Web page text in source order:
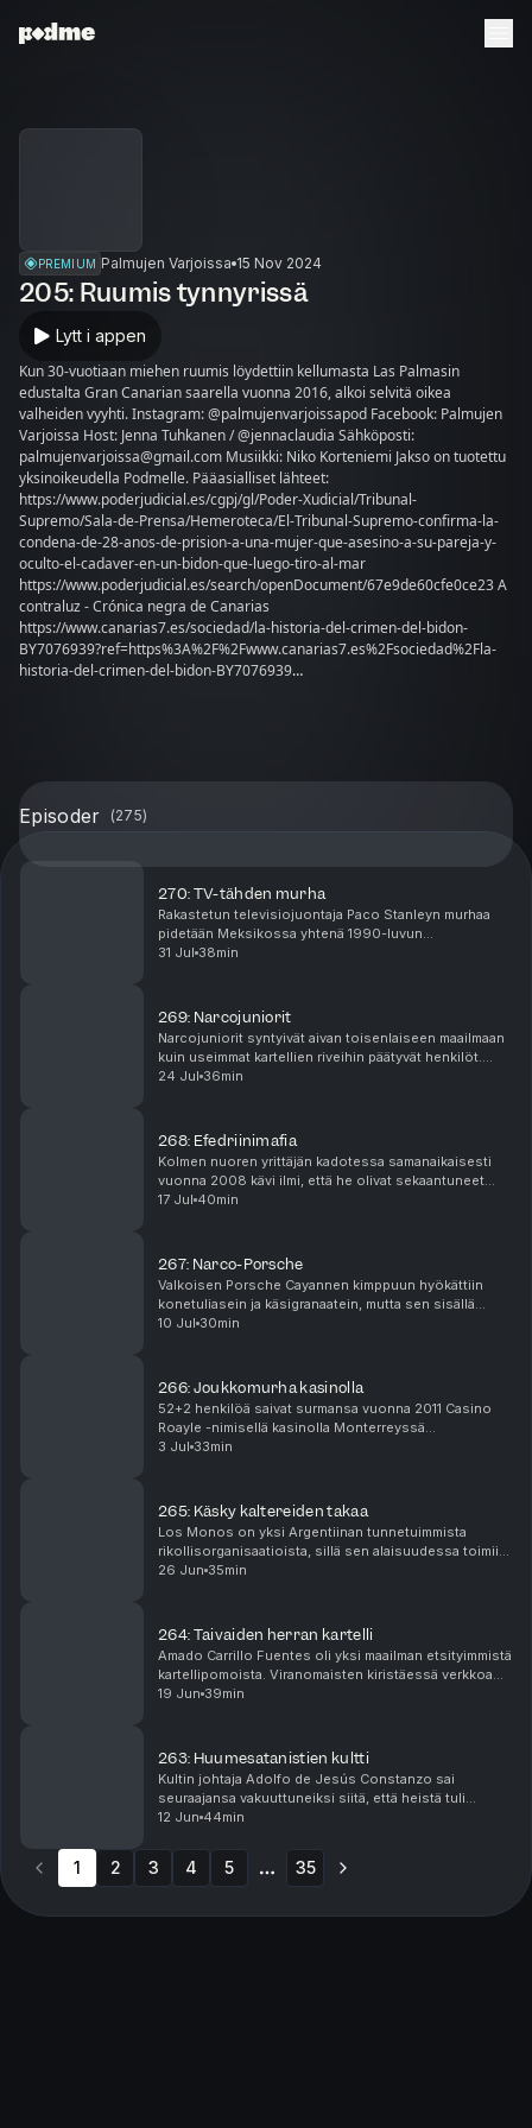
PREMIUM Palmujen Varjoissa 15 Nov 2024
205: Ruumis tynnyrissä
Lytt i appen
Kun 30-vuotiaan miehen ruumis löydettiin kellumasta Las Palmasin
edustalta Gran Canarian saarella vuonna 2016, alkoi selvitä oikea
valheiden vyyhti. Instagram: @palmujenvarjoissapod Facebook: Palmujen
Varjoissa Host: Jenna Tuhkanen / @jennaclaudia Sähköposti:
palmujenvarjoissa@gmail.com Musiikki: Niko Korteniemi Jakso on tuotettu
yksinoikeudella Podmelle. Pääasialliset lähteet:
https://www.poderjudicial.es/cgpj/gl/Poder-Xudicial/Tribunal-
Supremo/Sala-de-Prensa/Hemeroteca/El-Tribunal-Supremo-confirma-la-
condena-de-28-anos-de-prision-a-una-mujer-que-asesino-a-su-pareja-y-
oculto-el-cadaver-en-un-bidon-que-luego-tiro-al-mar
https://www.poderjudicial.es/search/openDocument/67e9de60cfe0ce23 A
contraluz - Crónica negra de Canarias
https://www.canarias7.es/sociedad/la-historia-del-crimen-del-bidon-
BY7076939?ref=https%3A%2F%2Fwww.canarias7.es%2Fsociedad%2Fla-
historia-del-crimen-del-bidon-BY7076939
BK7149704 https://www.canarias7.es/sociedad/la-madre-de-la-victima-
del-crimen-del-bidon-ella-lo-tenia-preparado-NE7107384
novio-punaladas-canarias/398211000_0.html
https://www.elmundo.es/espana/2019/07/08/5d221ee1fdddff3e048b45c1.
html https://www.laprovincia.es/telde/2019/07/06/autora-crimen-bidon-
culpable-asesinato-9288983.html https://www.abc.es/espana/abci-
asesinato-9286209.html
https://www.lavanguardia.com/television/20190715/463483217673/asi-
diario-personal-sira-asesina-crimen-bidon.html#foto-4
https://www.telecinco.es/elprogramadeanarosa/crimen-bidon-sira-
mujer-vegas-acusada-20160916002855-v.html
Episoder (275)
270: TV-tähden murha
Rakastetun televisiojuontaja Paco Stanleyn murhaa
pidetään Meksikossa yhtenä 1990-luvun
tunnetuimmista rikosmysteereistä. Tapaus puhuttaa
31 Jul 38min
269: Narcojuniorit
Narcojuniorit syntyivät aivan toisenlaiseen maailmaan
kuin useimmat kartellien riveihin päätyvät henkilöt.
Alkuperäisistä narcojunioreista tuli osa yhtä
24 Jul 36min
268: Efedriinimafia
Kolmen nuoren yrittäjän kadotessa samanaikaisesti
vuonna 2008 kävi ilmi, että he olivat sekaantuneet
rikollisiin toimiin, joiden tuotot olivat miljoonaluokkaa.
17 Jul 40min
267: Narco-Porsche
Valkoisen Porsche Cayannen kimppuun hyökättiin
konetuliasein ja käsigranaatein, mutta sen sisällä
olleet henkilöt pääsivät pakoon. He jättivät kuitenkin
10 Jul 30min
266: Joukkomurha kasinolla
52+2 henkilöä saivat surmansa vuonna 2011 Casino
Roayle -nimisellä kasinolla Monterreyssä
tapahtuneessa tulipalossa. Neljä autollista Los Zetas
3 Jul 33min
265: Käsky kaltereiden takaa
Los Monos on yksi Argentiinan tunnetuimmista
rikollisorganisaatioista, sillä sen alaisuudessa toimii
lukuisia pienempiä ryhmittymiä. Vaikka suuri osa
26 Jun 35min
264: Taivaiden herran kartelli
Amado Carrillo Fuentes oli yksi maailman etsityimmistä
kartellipomoista. Viranomaisten kiristäessä verkkoa
hänen ympärillään, hän teki epätavallisen päätöksen,
19 Jun 39min
263: Huumesatanistien kultti
Kultin johtaja Adolfo de Jesús Constanzo sai
seuraajansa vakuuttuneiksi siitä, että heistä tuli
ihmisuhreja vaatineiden rituaalien avulla mm.
...
12 Jun 44min
1 2 3 4 5 35